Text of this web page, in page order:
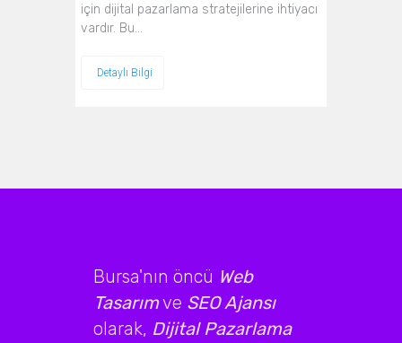
için dijital pazarlama stratejilerine ihtiyacı
vardır. Bu…
Detaylı Bilgi
Bursa'nın öncü Web
Tasarımve SEO Ajansı
olarak, Dijital Pazarlama